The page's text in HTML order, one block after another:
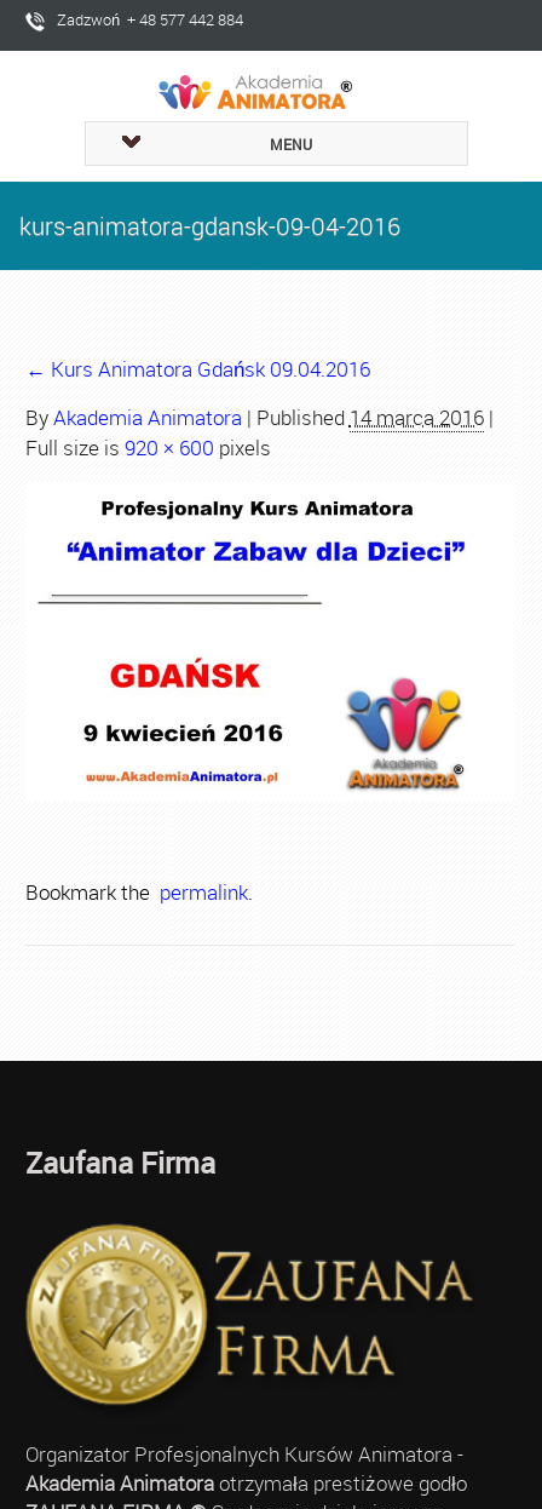
Zadzwoń + 48 577 442 884
MENU
kurs-animatora-gdansk-09-04-2016
← Kurs Animatora Gdańsk 09.04.2016
ByAkademia Animatora | Published 14 marca 2016|
Full size is 920 × 600 pixels
Bookmark thepermalink.
Zaufana Firma
Organizator Profesjonalnych Kursów Animatora -
Akademia Animatoraotrzymała prestiżowe godło